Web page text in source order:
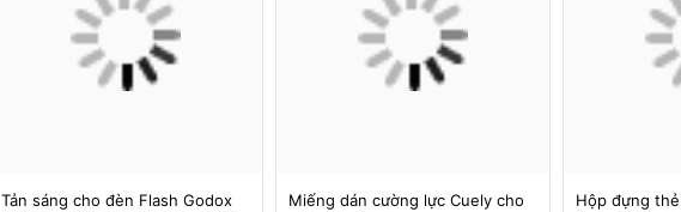
Tản sáng cho đèn Flash Godox
Miếng dán cường lực Cuely cho
Hộp đựng